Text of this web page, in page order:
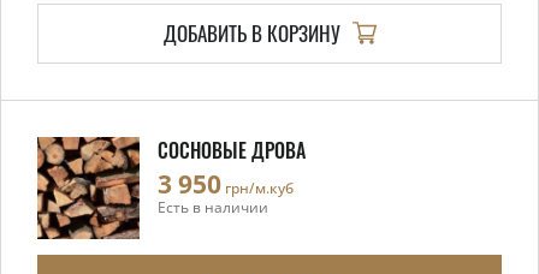
ДОБАВИТЬ В КОРЗИНУ
СОСНОВЫЕ ДРОВА
3 950 грн/м.куб
Есть в наличии